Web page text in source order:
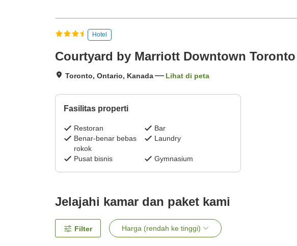
Hotel
Courtyard by Marriott Downtown Toronto
Toronto, Ontario, Kanada Lihat di peta
Fasilitas properti
Restoran
Bar
Benar-benar bebas
rokok
Laundry
Pusat bisnis Gymnasium
Jelajahi kamar dan paket kami
Filter Harga (rendah ke tinggi)